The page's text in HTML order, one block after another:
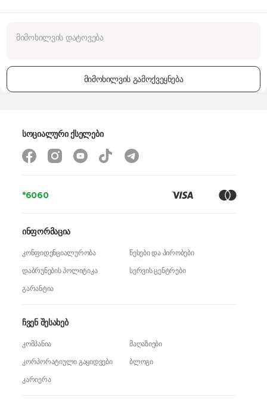
მიმოხილვის გამოქვეყნება
*6060
ჩვენ შესახებ
კომპანია
მაღაზიები
კორპორატიული გაყიდვები
ბლოგი
კარიერა
ინფორმაცია
კონფიდენციალურობა
წესები და პირობები
დაბრუნების პოლიტიკა
სერვის ცენტრები
გარანტია
სოციალური ქსელები